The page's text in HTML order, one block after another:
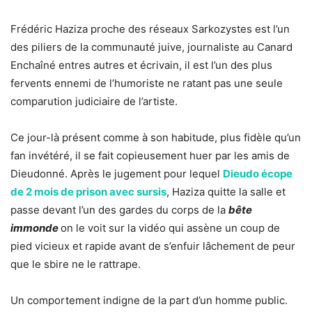
Frédéric Haziza proche des réseaux Sarkozystes est l’un
des piliers de la communauté juive, journaliste au Canard
Enchaîné entres autres et écrivain, il est l’un des plus
fervents ennemi de l’humoriste ne ratant pas une seule
comparution judiciaire de l’artiste.
Ce jour-là présent comme à son habitude, plus fidèle qu’un
fan invétéré, il se fait copieusement huer par les amis de
Dieudonné. Après le jugement pour lequel Dieudo écope
de 2 mois de prison avec sursis, Haziza quitte la salle et
passe devant l’un des gardes du corps de la bête
immondeon le voit sur la vidéo qui assène un coup de
pied vicieux et rapide avant de s’enfuir lâchement de peur
que le sbire ne le rattrape.
Un comportement indigne de la part d’un homme public.